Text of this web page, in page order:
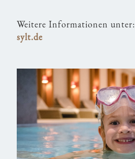
Weitere Informationen unter:
sylt.de